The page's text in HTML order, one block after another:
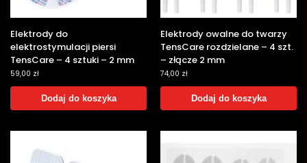
Elektrody do
elektrostymulacji piersi
TensCare – 4 sztuki – 2 mm
59,00 zł
Dodaj do koszyka
Elektrody owalne do twarzy
TensCare rozdzielane – 4 szt.
– złącze 2 mm
74,00 zł
Dodaj do koszyka